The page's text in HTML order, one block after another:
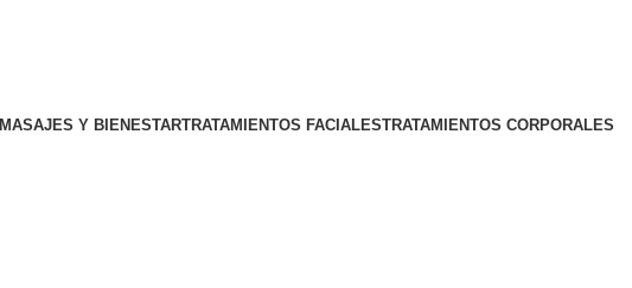
MASAJES Y BIENESTARTRATAMIENTOS FACIALESTRATAMIENTOS CORPORALES